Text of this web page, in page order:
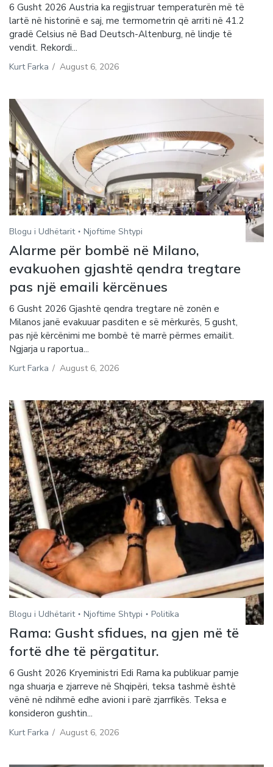
6 Gusht 2026 Austria ka regjistruar temperaturën më të
lartë në historinë e saj, me termometrin që arriti në 41.2
gradë Celsius në Bad Deutsch-Altenburg, në lindje të
vendit. Rekordi...
Kurt Farka / August 6, 2026
Blogu i Udhëtarit Njoftime Shtypi
Alarme për bombë në Milano,
evakuohen gjashtë qendra tregtare
pas një emaili kërcënues
6 Gusht 2026 Gjashtë qendra tregtare në zonën e
Milanos janë evakuuar pasditen e së mërkurës, 5 gusht,
pas një kërcënimi me bombë të marrë përmes emailit.
Ngjarja u raportua...
Kurt Farka / August 6, 2026
Blogu i Udhëtarit Njoftime Shtypi Politika
Rama: Gusht sfidues, na gjen më të
fortë dhe të përgatitur.
6 Gusht 2026 Kryeministri Edi Rama ka publikuar pamje
nga shuarja e zjarreve në Shqipëri, teksa tashmë është
vënë në ndihmë edhe avioni i parë zjarrfikës. Teksa e
konsideron gushtin...
Kurt Farka / August 6, 2026